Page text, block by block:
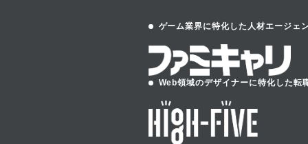
ゲーム業界に特化した人材エージェ
Web領域のデザイナーに特化した転